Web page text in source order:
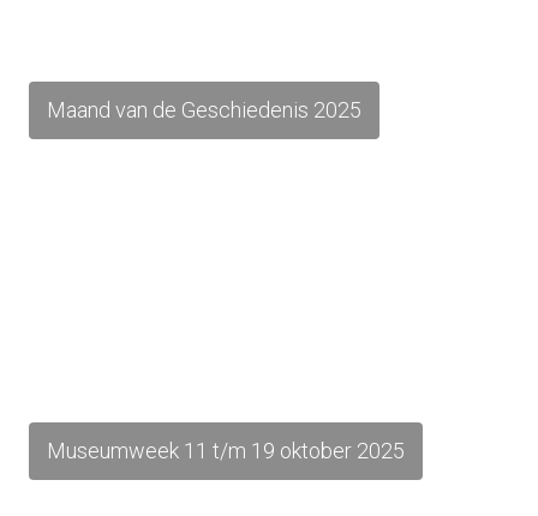
Maand van de Geschiedenis 2025
Museumweek 11 t/m 19 oktober 2025